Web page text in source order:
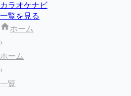
カラオケナビ
一覧を見る
ホーム
›
ホーム
›
一覧